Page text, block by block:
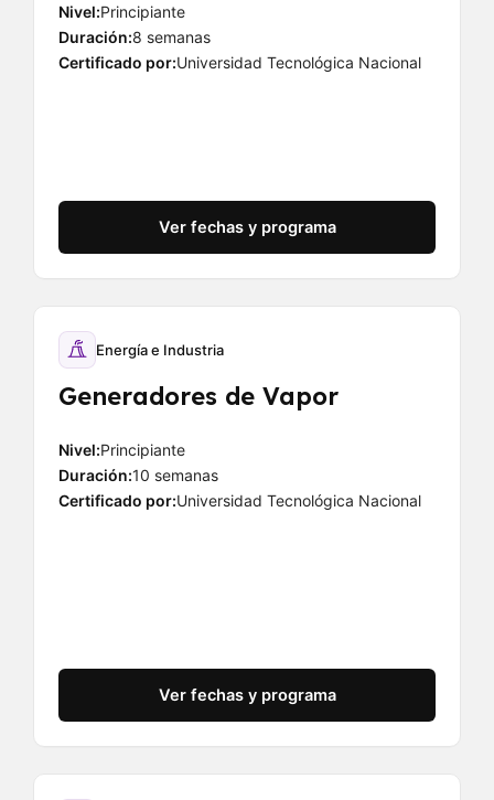
Nivel:Principiante
Duración:8 semanas
Certificado por:Universidad Tecnológica Nacional
Ver fechas y programa
Energía e Industria
Generadores de Vapor
Nivel:Principiante
Duración:10 semanas
Certificado por:Universidad Tecnológica Nacional
Ver fechas y programa